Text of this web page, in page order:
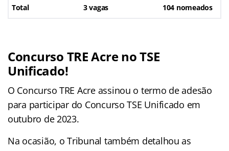
Total 3 vagas 104 nomeados
Concurso TRE Acre no TSE
Unificado!
O Concurso TRE Acre assinou o termo de adesão
para participar do Concurso TSE Unificado em
outubro de 2023.
Na ocasião, o Tribunal também detalhou as